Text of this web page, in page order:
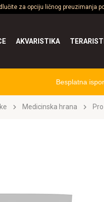
za opciju ličnog preuzimanja
AKVARISTIKA
Besplatna
Medicinska hrana